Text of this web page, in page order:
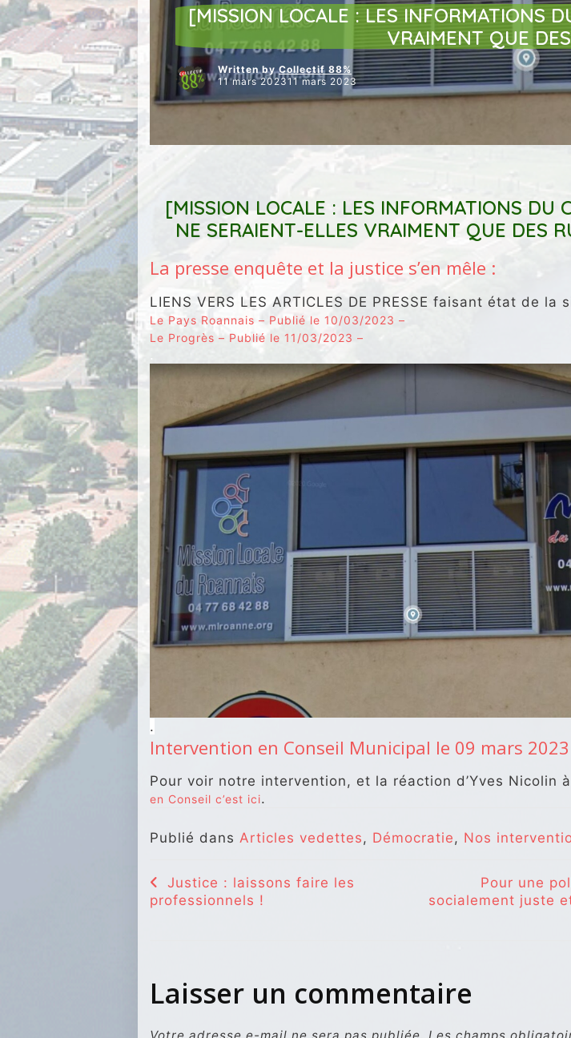
[MISSION LOCALE : LES INFORMATIONS
VRAIMENT QUE
Written byCollectif 88%
11 mars 202311 mars 2023
[MISSION LOCALE : LES INFORMATIONS DU
NE SERAIENT-ELLES VRAIMENT QUE DES
La presse enquête et la justice s’en mêle :
LIENS VERS LES ARTICLES DE PRESSE faisant état de la
Le Pays Roannais – Publié le 10/03/2023 –
Le Progrès – Publié le 11/03/2023 –
.
.
Intervention en Conseil Municipal le 09 mars
Pour voir notre intervention, et la réaction d’Yves Nicolin
en Conseil c’est ici.
Publié dans Articles vedettes , Démocratie , Nos
Navigation
de
Justice : laissons faire les
professionnels !
Pour une
socialement juste
Laisser un commentaire
Votre adresse e-mail ne sera pas publiée. Les champs